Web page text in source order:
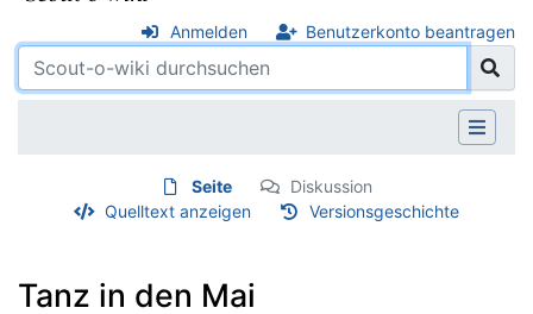
Anmelden Benutzerkonto beantragen
Seite
Diskussion
Quelltext anzeigen
Versionsgeschichte
Tanz in den Mai